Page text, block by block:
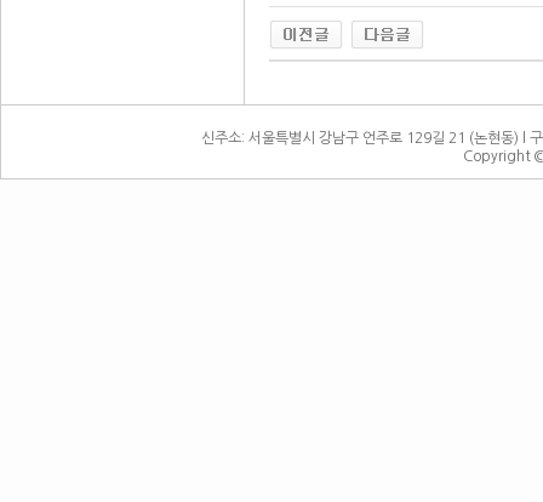
신주소: 서울특별시 강남구 언주로 129길 21 (논현동)
Copyright